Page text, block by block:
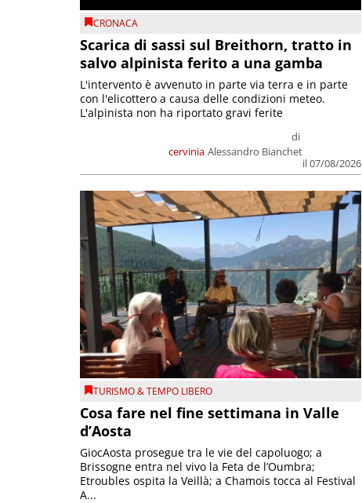
CRONACA
Scarica di sassi sul Breithorn, tratto in
salvo alpinista ferito a una gamba
cervinia
di
Alessandro Bianchet
il 07/08/2026
L'intervento è avvenuto in parte via terra e in parte
con l'elicottero a causa delle condizioni meteo.
L'alpinista non ha riportato gravi ferite
TURISMO & TEMPO LIBERO
Cosa fare nel fine settimana in Valle
d’Aosta
GiocAosta prosegue tra le vie del capoluogo; a
Brissogne entra nel vivo la Feta de l’Oumbra;
Etroubles ospita la Veillà; a Chamois tocca al Festival
A...